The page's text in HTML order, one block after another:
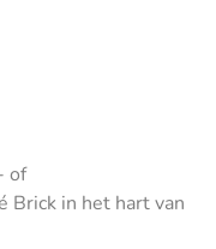
of
Brick in het hart van